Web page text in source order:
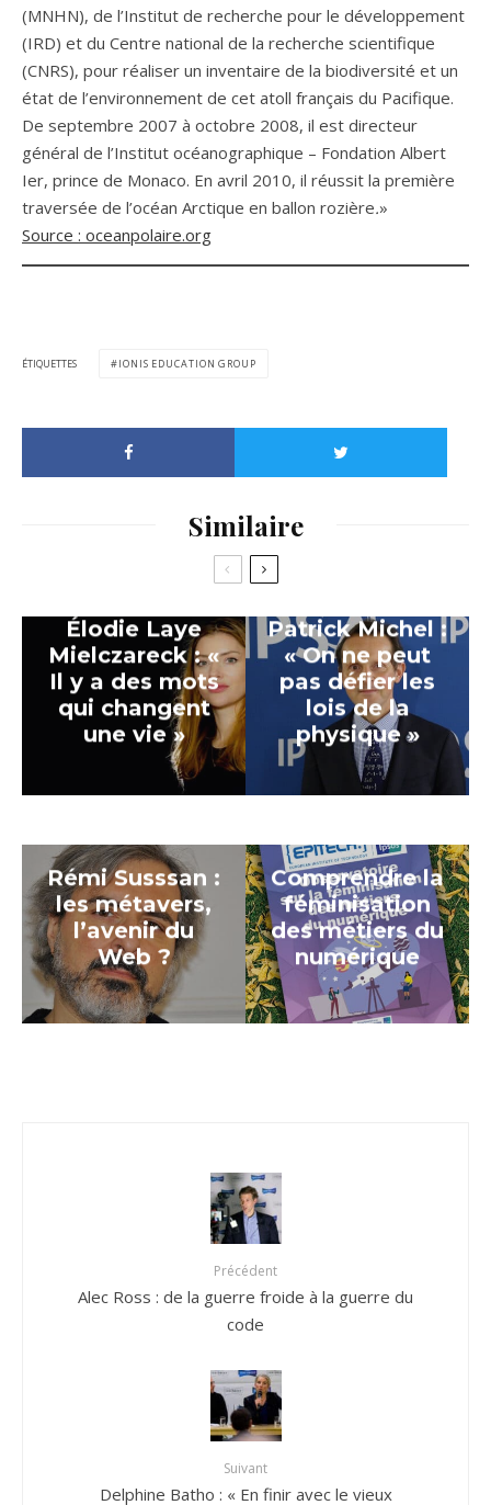
(MNHN), de l’Institut de recherche pour le développement
(IRD) et du Centre national de la recherche scientifique
(CNRS), pour réaliser un inventaire de la biodiversité et un
état de l’environnement de cet atoll français du Pacifique.
De septembre 2007 à octobre 2008, il est directeur
général de l’Institut océanographique – Fondation Albert
Ier, prince de Monaco. En avril 2010, il réussit la première
traversée de l’océan Arctique en ballon rozière.»
Source : oceanpolaire.org
ÉTIQUETTES IONIS EDUCATION GROUP
Similaire
Élodie Laye
Mielczareck : «
Il y a des mots
qui changent
une vie »
Patrick Michel :
« On ne peut
pas défier les
lois de la
physique »
Rémi Susssan :
les métavers,
l’avenir du
Web ?
Comprendre la
féminisation
des métiers du
numérique
Précédent
Alec Ross : de la guerre froide à la guerre du
code
Suivant
Delphine Batho : « En finir avec le vieux